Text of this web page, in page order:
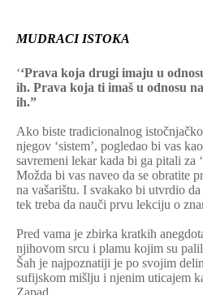
MUDRACI ISTOKA
‘‘Prava koja drugi imaju u
ih. Prava koja ti imaš u odnosu
ih.”
Ako biste tradicionalnog
njegov ‘sistem’, pogledao bi vas
savremeni lekar kada bi ga pitali za
Možda bi vas naveo da se obratite
na vašarištu. I svakako bi utvrdio
tek treba da nauči prvu lekciju o
Pred vama je zbirka kratkih
njihovom srcu i plamu kojim su
Šah je najpoznatiji je po svojim
sufijskom mišlju i njenim uticajem
Zapad.